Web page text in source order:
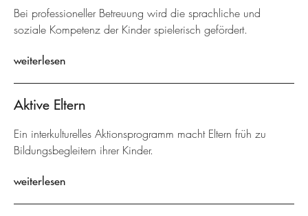
Bei professioneller Betreuung wird die sprachliche und
soziale Kompetenz der Kinder spielerisch gefördert.
weiterlesen
Aktive Eltern
Ein interkulturelles Aktionsprogramm macht Eltern früh zu
Bildungsbegleitern ihrer Kinder.
weiterlesen